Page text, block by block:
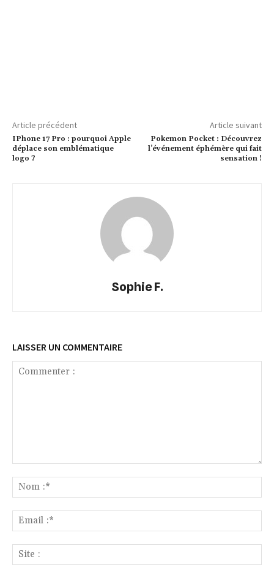
Article précédent
IPhone 17 Pro : pourquoi Apple
déplace son emblématique
logo ?
Article suivant
Pokemon Pocket : Découvrez
l’événement éphémère qui fait
sensation !
Sophie F.
LAISSER UN COMMENTAIRE